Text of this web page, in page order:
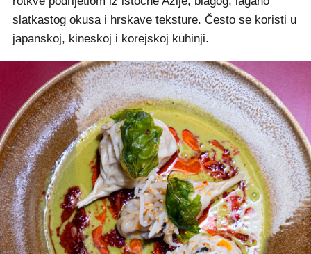
slatkastog okusa i hrskave teksture. Često se koristi u
japanskoj, kineskoj i korejskoj kuhinji.